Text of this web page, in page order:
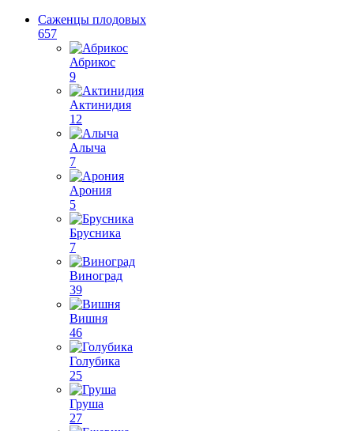
Саженцы плодовых
657
Абрикос
9
Актинидия
12
Алыча
7
Арония
5
Брусника
7
Виноград
39
Вишня
46
Голубика
25
Груша
27